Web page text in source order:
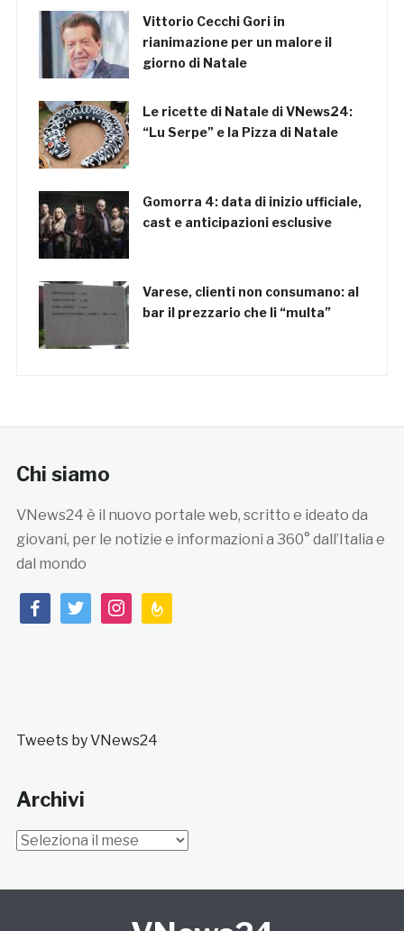
Vittorio Cecchi Gori in
rianimazione per un malore il
giorno di Natale
Le ricette di Natale di VNews24:
“Lu Serpe” e la Pizza di Natale
Gomorra 4: data di inizio ufficiale,
cast e anticipazioni esclusive
Varese, clienti non consumano: al
bar il prezzario che li “multa”
Chi siamo
VNews24 è il nuovo portale web, scritto e ideato da
giovani, per le notizie e informazioni a 360° dall’Italia e
dal mondo
facebooktwitterinstagramfeedburner
Tweets by VNews24
Archivi
Archivi